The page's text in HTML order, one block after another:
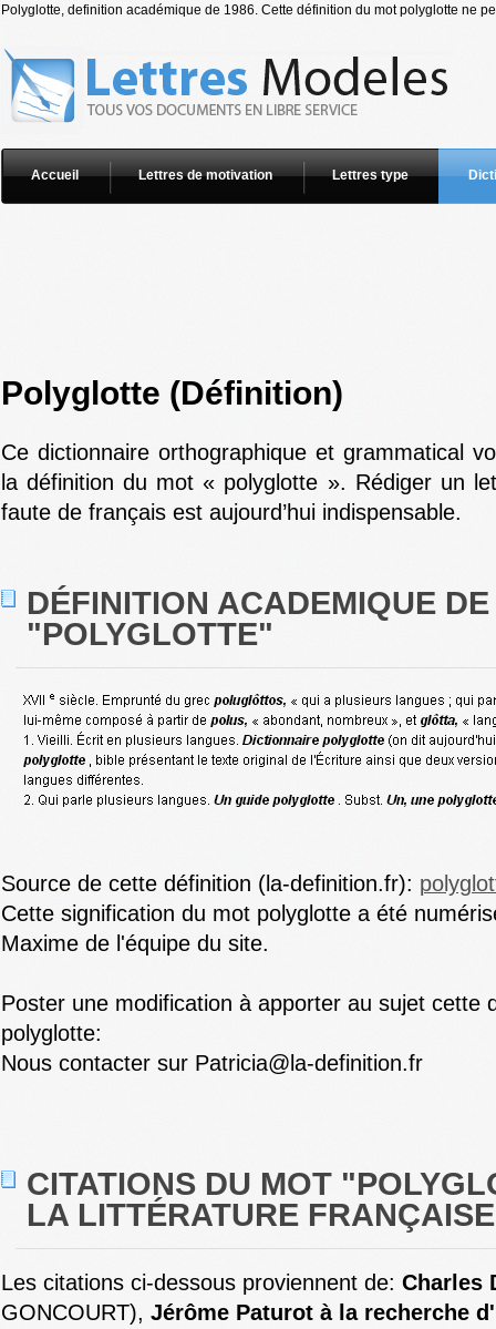
Polyglotte, definition académique de 1986. Cette définition du mot polyglotte ne
Accueil Lettres de motivation Lettres type
Polyglotte (Définition)
Ce dictionnaire orthographique et grammatical
la définition du mot « polyglotte ». Rédiger un
faute de français est aujourd’hui indispensable.
DÉFINITION ACADEMIQUE DE
"POLYGLOTTE"
Source de cette définition (la-definition.fr):
Cette signification du mot polyglotte a été
Maxime de l'équipe du site.
Poster une modification à apporter au sujet cette
polyglotte:
Nous contacter sur Patricia@la-definition.fr
CITATIONS DU MOT
LA LITTÉRATURE
Les citations ci-dessous proviennent de: Charles
GONCOURT), Jérôme Paturot à la recherche